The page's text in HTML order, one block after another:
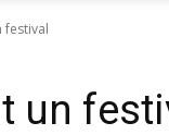
festival
un